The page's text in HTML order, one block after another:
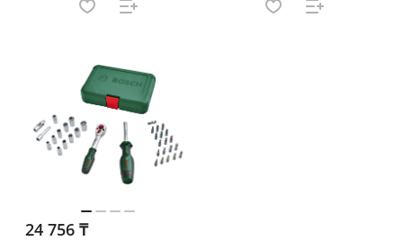
24 756 ₸